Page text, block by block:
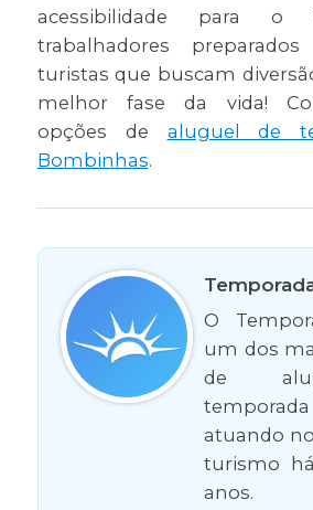
acessibilidade para o
trabalhadores
turistas que buscam
melhor fase da vida!
opções de aluguel de
Bombinhas.
O
um dos
de
atuando
turismo
anos.